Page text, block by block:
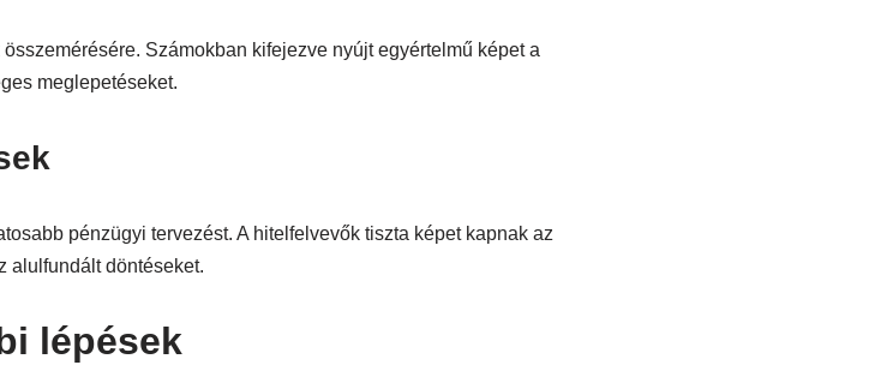
Számokban kifejezve nyújt egyértelmű képet a
meglepetéseket.
pénzügyi tervezést. A hitelfelvevők tiszta képet kapnak az
alulfundált döntéseket.
lépések